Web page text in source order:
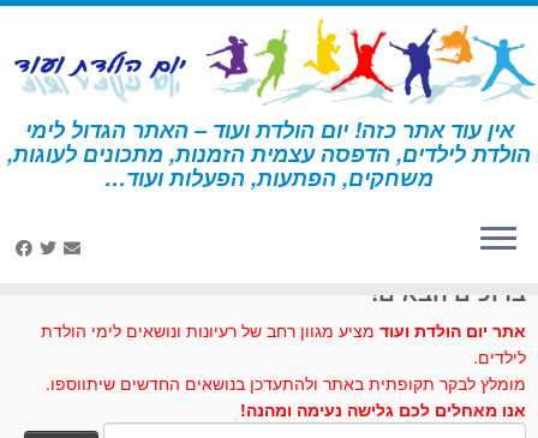
דלג
לתוכן
אין עוד אתר כזה! יום הולדת ועוד – האתר הגדול לימי
הולדת לילדים, הדפסה עצמית הזמנות, מתכונים לעוגות,
משחקים, הפתעות, הפעלות ועוד… דף הבית » צייר
ברוכים הבאים!
אתר יום הולדת ועוד מציע מגוון רחב של רעיונות ונושאים לימי הולדת
לילדים.
מומלץ לבקר תקופתית באתר ולהתעדכן בנושאים החדשים שיתווספו.
אנו מאחלים לכם גלישה נעימה ומהנה!